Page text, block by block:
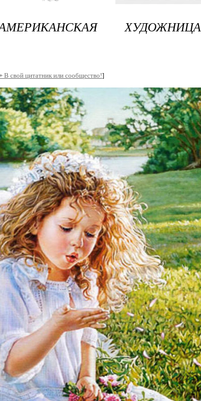
ХУДОЖНИЦА
В свой цитатник или сообщество!]